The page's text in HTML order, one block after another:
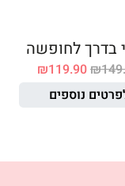
בדרך לחופשה
₪
₪119.90
נוספים